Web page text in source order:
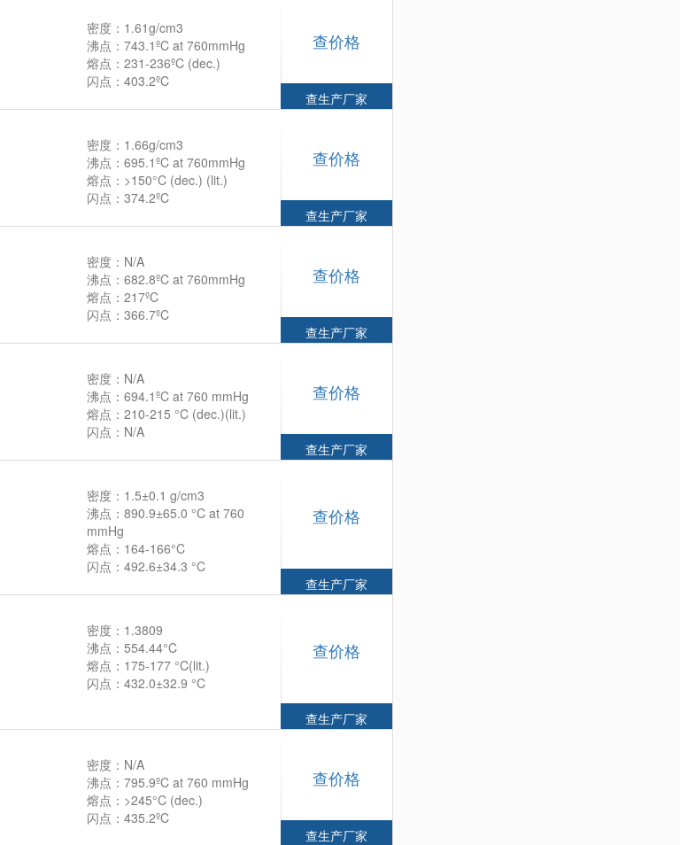
密度：1.61g/cm3
沸点：743.1ºC at 760mmHg
熔点：231-236ºC (dec.)
闪点：403.2ºC
查价格
查生产厂家
密度：1.66g/cm3
沸点：695.1ºC at 760mmHg
熔点：>150°C (dec.) (lit.)
闪点：374.2ºC
查价格
查生产厂家
密度：N/A
沸点：682.8ºC at 760mmHg
熔点：217ºC
闪点：366.7ºC
查价格
查生产厂家
密度：N/A
沸点：694.1ºC at 760 mmHg
熔点：210-215 °C (dec.)(lit.)
闪点：N/A
查价格
查生产厂家
密度：1.5±0.1 g/cm3
沸点：890.9±65.0 °C at 760
mmHg
熔点：164-166°C
闪点：492.6±34.3 °C
查价格
查生产厂家
密度：1.3809
沸点：554.44°C
熔点：175-177 °C(lit.)
闪点：432.0±32.9 °C
查价格
查生产厂家
密度：N/A
沸点：795.9ºC at 760 mmHg
熔点：>245°C (dec.)
闪点：435.2ºC
查价格
查生产厂家